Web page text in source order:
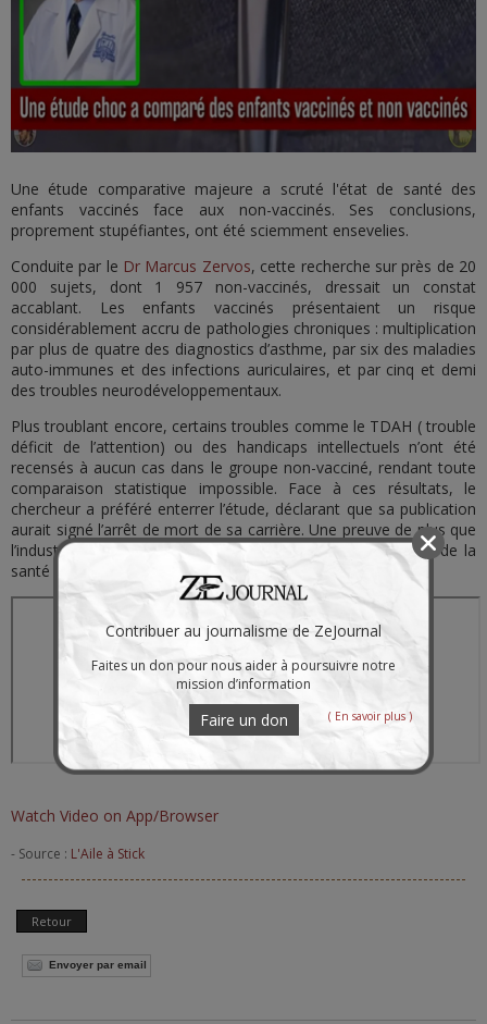
Une étude comparative majeure a scruté l'état de santé des
enfants vaccinés face aux non-vaccinés. Ses conclusions,
proprement stupéfiantes, ont été sciemment ensevelies.
Conduite par le Dr Marcus Zervos, cette recherche sur près de 20
000 sujets, dont 1 957 non-vaccinés, dressait un constat
accablant. Les enfants vaccinés présentaient un risque
considérablement accru de pathologies chroniques : multiplication
par plus de quatre des diagnostics d’asthme, par six des maladies
auto-immunes et des infections auriculaires, et par cinq et demi
des troubles neurodéveloppementaux.
Plus troublant encore, certains troubles comme le TDAH ( trouble
déficit de l’attention) ou des handicaps intellectuels n’ont été
recensés à aucun cas dans le groupe non-vacciné, rendant toute
comparaison statistique impossible. Face à ces résultats, le
chercheur a préféré enterrer l’étude, déclarant que sa publication
aurait signé l’arrêt de mort de sa carrière. Une preuve de plus que
l’industrie pharmaceutique impose son omerta, au mépris de la
santé publique et de la vérité scientifique.
Watch Video on App/Browser
- Source : L'Aile à Stick
Retour
Envoyer par email
Contribuer au journalisme de ZeJournal
Faites un don pour nous aider à poursuivre notre
mission d’information
Faire un don ( En savoir plus )